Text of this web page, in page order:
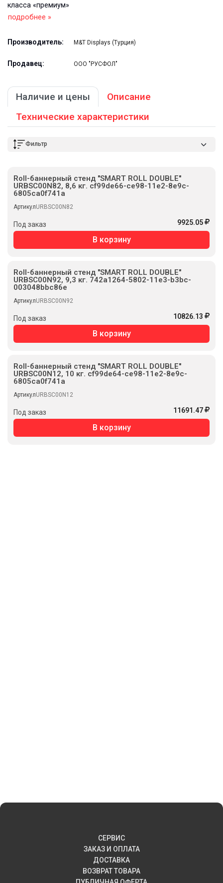
класса «премиум»
подробнее »
Производитель: M&T Displays (Турция)
Продавец: ООО "РУСФОЛ"
Наличие и цены
Описание
Технические характеристики
Фильтр
Roll-баннерный стенд "SMART ROLL DOUBLE"
URBSC00N82, 8,6 кг. cf99de66-ce98-11e2-8e9c-
6805ca0f741a
АртикулURBSC00N82
Под заказ 9925.05
В корзину
Roll-баннерный стенд "SMART ROLL DOUBLE"
URBSC00N92, 9,3 кг. 742a1264-5802-11e3-b3bc-
003048bbc86e
АртикулURBSC00N92
Под заказ 10826.13
В корзину
Roll-баннерный стенд "SMART ROLL DOUBLE"
URBSC00N12, 10 кг. cf99de64-ce98-11e2-8e9c-
6805ca0f741a
АртикулURBSC00N12
Под заказ 11691.47
В корзину
СЕРВИС
ЗАКАЗ И ОПЛАТА
ДОСТАВКА
ВОЗВРАТ ТОВАРА